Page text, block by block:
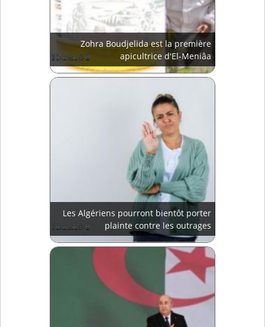
Zohra Boudjelida est la première
apicultrice d'El-Meniâa
Les Algériens pourront bientôt porter
plainte contre les outrages